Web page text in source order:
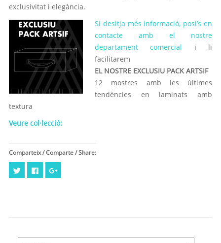
exclusivitat i elegància.
Si desitja més informació, posi’s en
contacte amb el nostre
departament comercial i li
facilitarem
EL NOSTRE EXCLUSIU PACK ARTSIF
12 mostres amb les últimes
tendències en laminats amb
textura
Veure col·lecció:
Comparteix / Comparte / Share:
per
Click
share per